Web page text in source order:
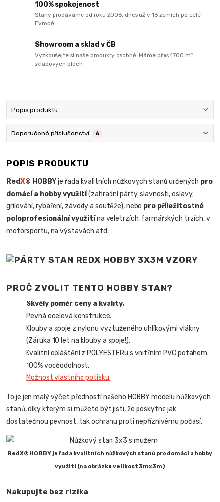
100% spokojenost
Stany prodáváme od roku 2006, dnes už v 16 zemích po celé
Evropě.
Showroom a sklad v ČB
Vyzkoušejte si naše produkty osobně. Máme přes 1700 m²
skladových ploch.
Popis produktu
Doporučené příslušenství: 6
POPIS PRODUKTU
RedX® HOBBYje řada kvalitních nůžkových stanů určených pro
domácí a hobby využití(zahradní párty, slavnosti, oslavy,
grilování, rybaření, závody a soutěže), nebo pro příležitostné
poloprofesionální využitína veletrzích, farmářských trzích, v
motorsportu, na výstavách atd.
PROČ ZVOLIT TENTO HOBBY STAN?
Skvělý poměr ceny a kvality.
Pevná ocelová konstrukce.
Klouby a spoje z nylonu vyztuženého uhlíkovými vlákny
(Záruka 10 let na klouby a spoje!).
Kvalitní opláštění z POLYESTERu s vnitřním PVC potahem.
100% voděodolnost.
Možnost vlastního potisku.
To je jen malý výčet předností našeho HOBBY modelu nůžkových
stanů, díky kterým si můžete být jisti, že poskytne jak
dostatečnou pevnost, tak ochranu proti nepříznivému počasí.
RedX® HOBBY je řada kvalitních nůžkových stanů pro domácí a hobby
využití (na obrázku velikost 3mx3m)
Nakupujte bez rizika